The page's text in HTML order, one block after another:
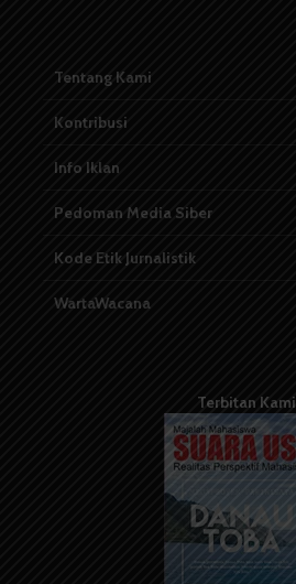
Tentang Kami
Kontribusi
Info Iklan
Pedoman Media Siber
Kode Etik Jurnalistik
WartaWacana
Terbitan Kami